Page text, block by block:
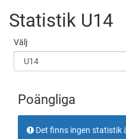
Statistik U14
Välj
Poängliga
Det finns ingen statistik